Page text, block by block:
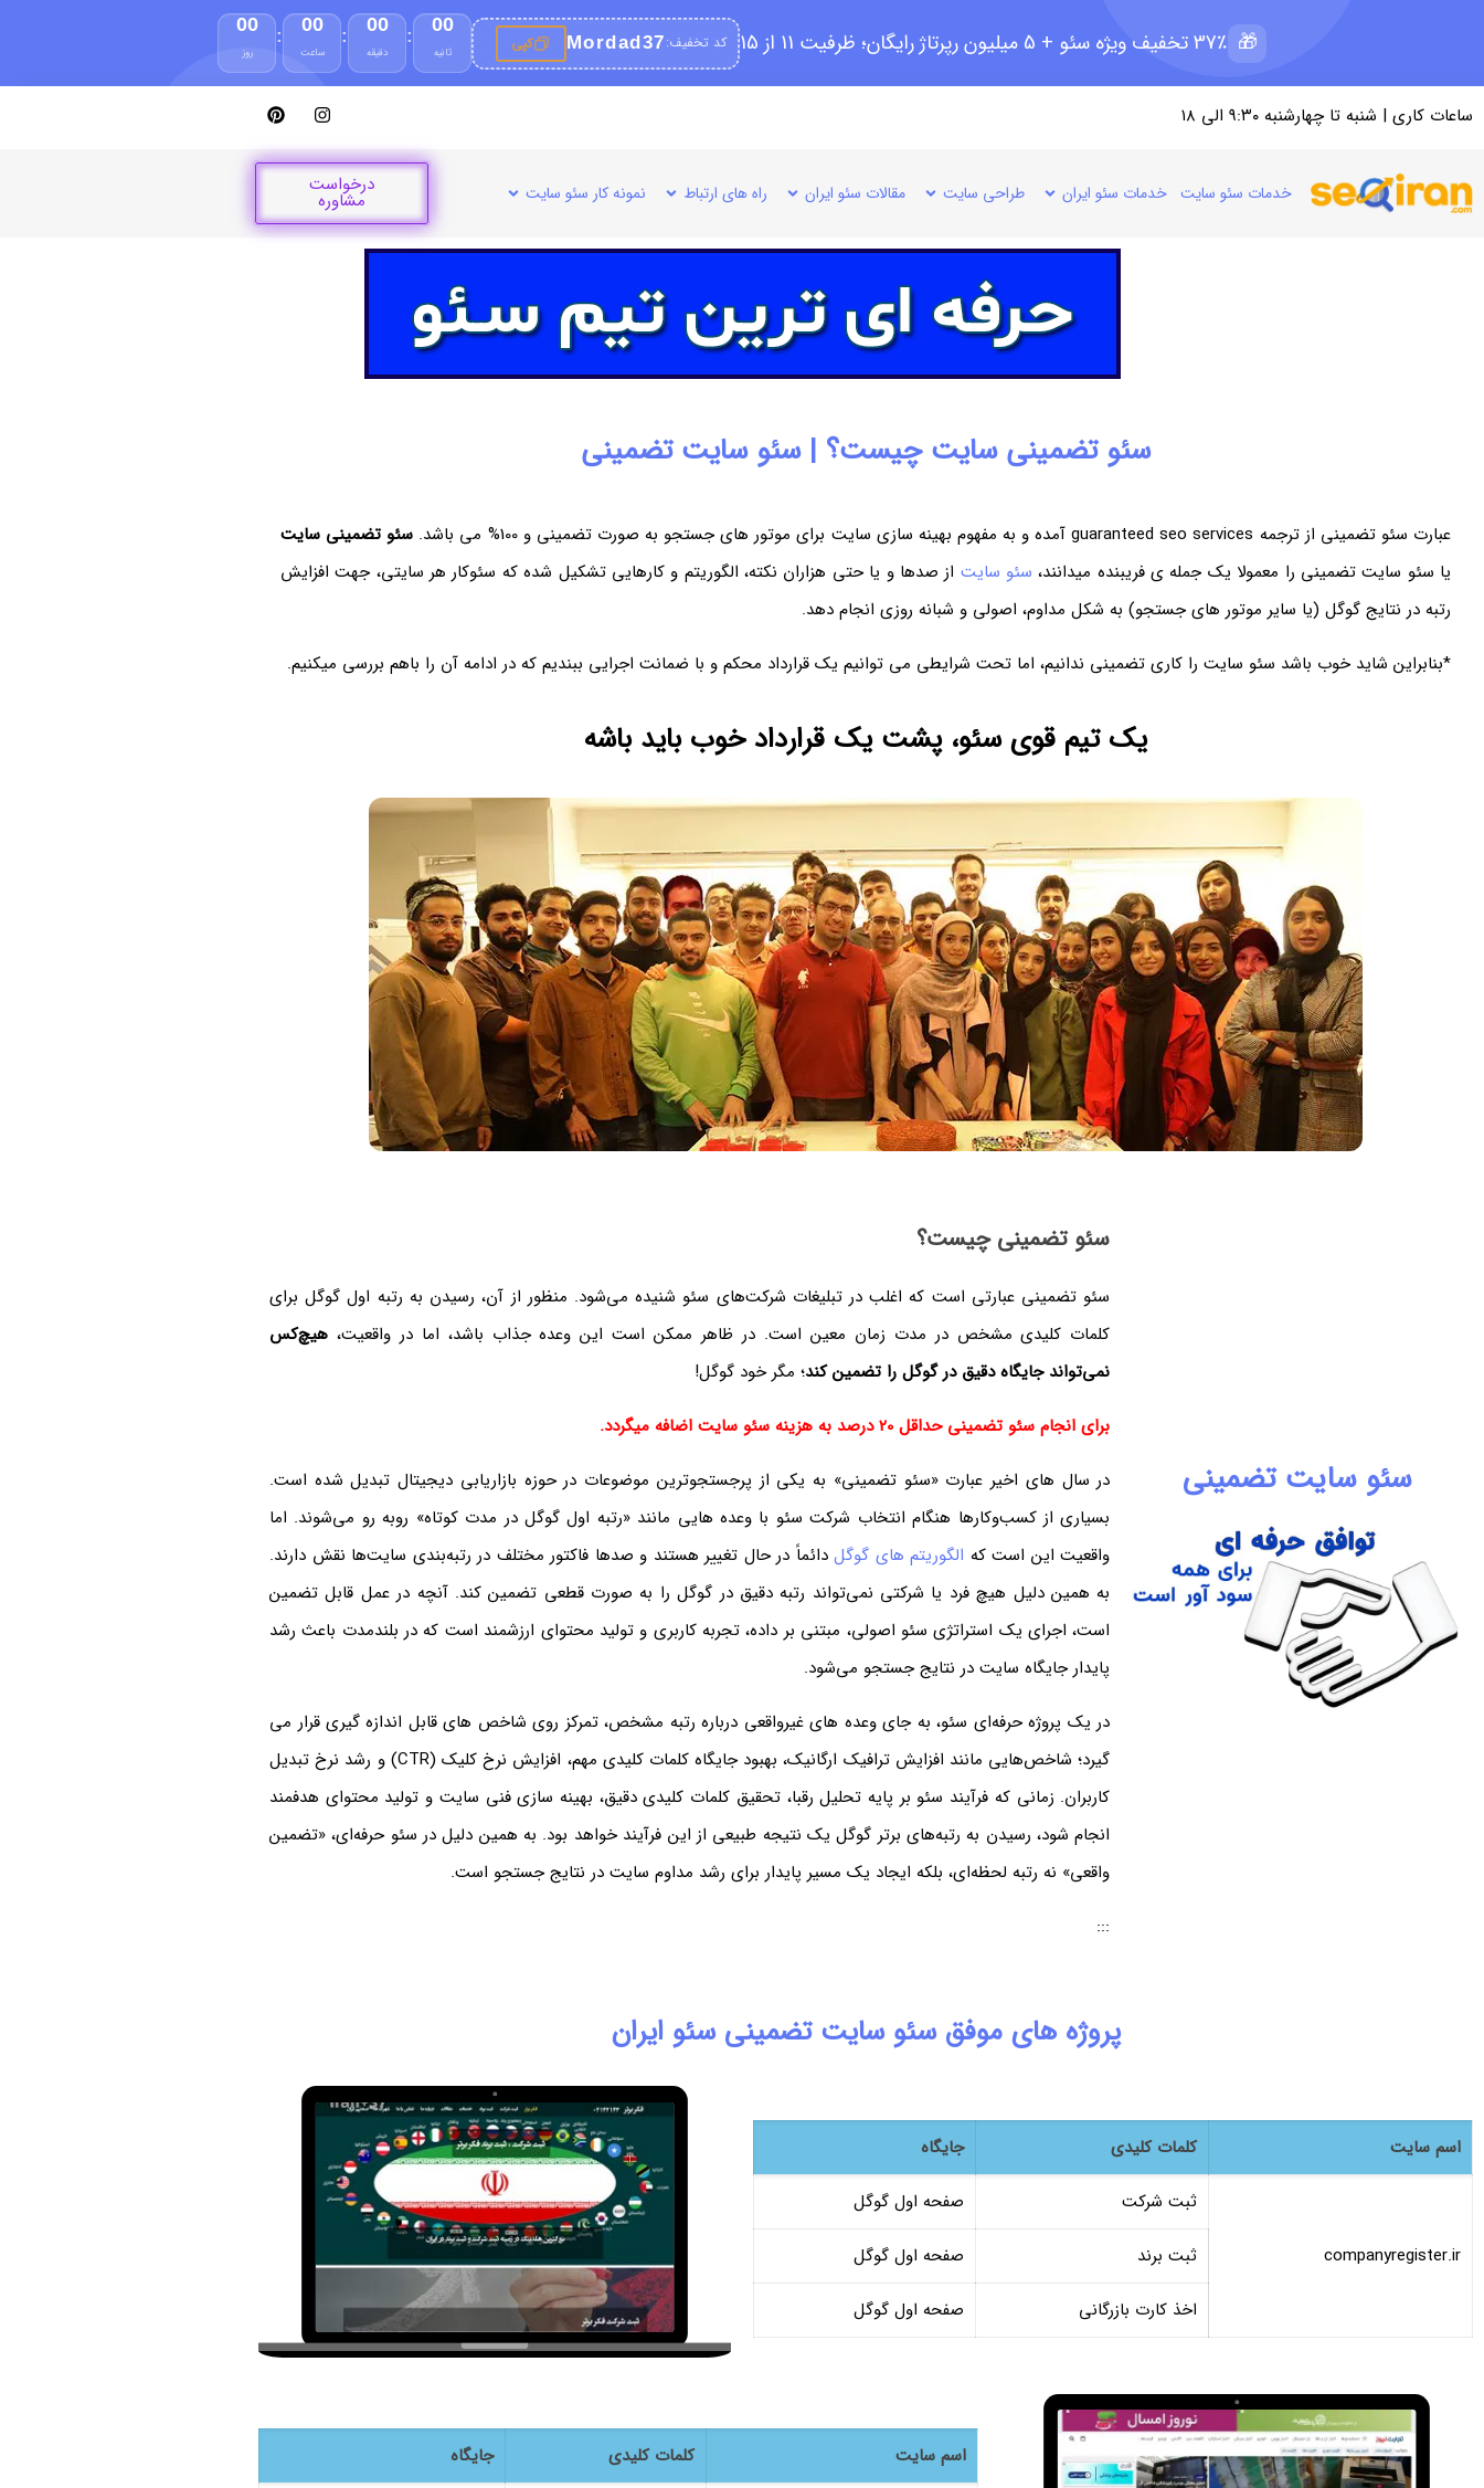
🎁 37٪ تخفیف ویژه سئو + 5 میلیون رپرتاژ رایگان؛ ظرفیت 11 از 15 کد تخفیف:Mordad37 کپی
00
روز
:
00
ساعت
:
00
دقیقه
:
00
ثانیه
ساعات کاری | شنبه تا چهارشنبه ۹:۳۰ الی ۱۸
خدمات سئو سایت خدمات سئو ایران طراحی سایت مقالات سئو ایران راه های ارتباط نمونه کار سئو سایت درخواست
مشاوره
سئو تضمینی سایت چیست؟ | سئو سایت تضمینی
عبارت سئو تضمینی از ترجمه guaranteed seo services آمده و به مفهوم بهینه سازی سایت برای موتور های جستجو به صورت تضمینی و 100% می باشد.
سئو تضمینی سایت
یا سئو سایت تضمینی را معمولا یک جمله ی فریبنده میدانند، سئو سایت از صدها و یا حتی هزاران نکته، الگوریتم و کارهایی تشکیل شده که سئوکار هر سایتی، جهت افزایش
رتبه در نتایج گوگل (یا سایر موتور های جستجو) به شکل مداوم، اصولی و شبانه روزی انجام دهد.
*بنابراین شاید خوب باشد سئو سایت را کاری تضمینی ندانیم، اما تحت شرایطی می توانیم یک قرارداد محکم و با ضمانت اجرایی ببندیم که در ادامه آن را باهم بررسی میکنیم.
یک تیم قوی سئو، پشت یک قرارداد خوب باید باشه
سئو سایت تضمینی
سئو تضمینی چیست؟
سئو تضمینی عبارتی است که اغلب در تبلیغات شرکت‌های سئو شنیده می‌شود. منظور از آن، رسیدن به رتبه اول گوگل برای
کلمات کلیدی مشخص در مدت زمان معین است. در ظاهر ممکن است این وعده جذاب باشد، اما در واقعیت، هیچ‌کس
نمی‌تواند جایگاه دقیق در گوگل را تضمین کند؛ مگر خود گوگل!
برای انجام سئو تضمینی حداقل 20 درصد به هزینه سئو سایت اضافه میگردد.
در سال های اخیر عبارت «سئو تضمینی» به یکی از پرجستجوترین موضوعات در حوزه بازاریابی دیجیتال تبدیل شده است.
بسیاری از کسب‌وکارها هنگام انتخاب شرکت سئو با وعده هایی مانند «رتبه اول گوگل در مدت کوتاه» روبه رو می‌شوند. اما
واقعیت این است که الگوریتم های گوگلدائماً در حال تغییر هستند و صدها فاکتور مختلف در رتبه‌بندی سایت‌ها نقش دارند.
به همین دلیل هیچ فرد یا شرکتی نمی‌تواند رتبه دقیق در گوگل را به صورت قطعی تضمین کند. آنچه در عمل قابل تضمین
است، اجرای یک استراتژی سئو اصولی، مبتنی بر داده، تجربه کاربری و تولید محتوای ارزشمند است که در بلندمدت باعث رشد
پایدار جایگاه سایت در نتایج جستجو می‌شود.
در یک پروژه حرفه‌ای سئو، به جای وعده های غیرواقعی درباره رتبه مشخص، تمرکز روی شاخص های قابل اندازه گیری قرار می
گیرد؛ شاخص‌هایی مانند افزایش ترافیک ارگانیک، بهبود جایگاه کلمات کلیدی مهم، افزایش نرخ کلیک (CTR) و رشد نرخ تبدیل
کاربران. زمانی که فرآیند سئو بر پایه تحلیل رقبا، تحقیق کلمات کلیدی دقیق، بهینه سازی فنی سایت و تولید محتوای هدفمند
انجام شود، رسیدن به رتبه‌های برتر گوگل یک نتیجه طبیعی از این فرآیند خواهد بود. به همین دلیل در سئو حرفه‌ای، «تضمین
واقعی» نه رتبه لحظه‌ای، بلکه ایجاد یک مسیر پایدار برای رشد مداوم سایت در نتایج جستجو است.
:::
پروژه های موفق سئو سایت تضمینی سئو ایران
اسم سایت کلمات کلیدی جایگاه
companyregister.ir
ثبت شرکت صفحه اول گوگل
ثبت برند صفحه اول گوگل
اخذ کارت بازرگانی صفحه اول گوگل
اسم سایت کلمات کلیدی جایگاه